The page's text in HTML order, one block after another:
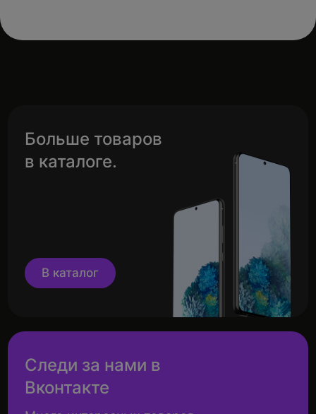
Больше товаров
в каталоге.
В каталог
Следи за нами в
Вконтакте